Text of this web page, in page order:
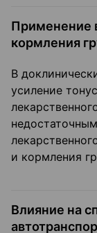
Применение
кормления
В
усиление
и кормления
Влияние на